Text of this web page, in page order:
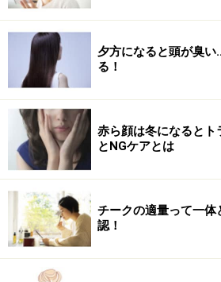
夕方になると頭が臭
る！
赤ら顔は冬になると
とNGケアとは
チークの適量って一
認！